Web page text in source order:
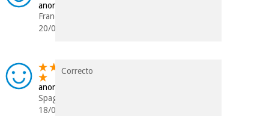
anonimo
Francia
20/07/2021
anonimo
Spagna
18/01/2021
Correcto